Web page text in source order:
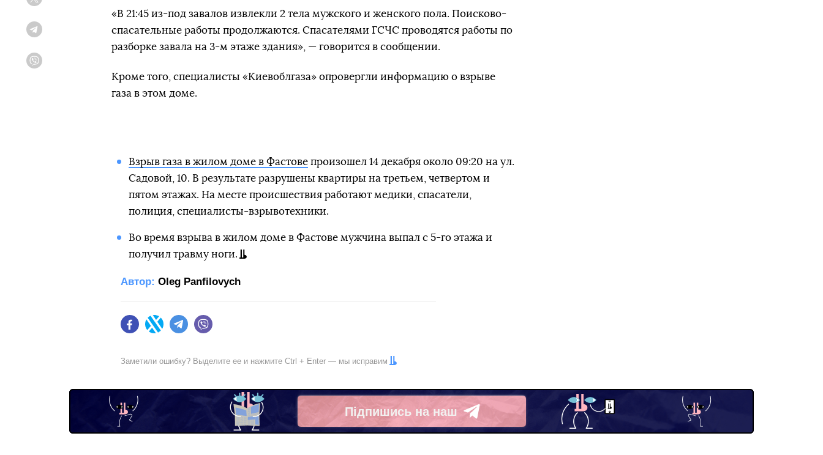
«В 21:45 из-под завалов извлекли 2 тела мужского и женского пола. Поисково-
спасательные работы продолжаются. Спасателями ГСЧС проводятся работы по
разборке завала на 3-м этаже здания», — говорится в сообщении.
Кроме того, специалисты «Киевоблгаза» опровергли информацию о взрыве
газа в этом доме.
Взрыв газа в жилом доме в Фастовепроизошел 14 декабря около 09:20 на ул.
Садовой, 10. В результате разрушены квартиры на третьем, четвертом и
пятом этажах. На месте происшествия работают медики, спасатели,
полиция, специалисты-взрывотехники.
Во время взрыва в жилом доме в Фастове мужчина выпал с 5-го этажа и
получил травму ноги.
Автор: Oleg Panfilovych
FacebookTwitter Telegram
Заметили ошибку? Выделите ее и нажмите Ctrl + Enter — мы исправим
Підпишись на наш
Telegram